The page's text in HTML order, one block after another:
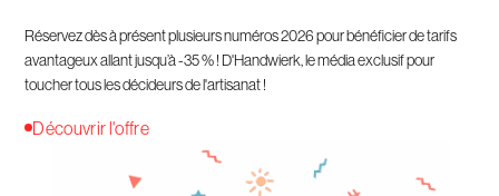
Réservez dès à présent plusieurs numéros 2026 pour bénéficier de tarifs
avantageux allant jusqu’à -35 % ! D'Handwierk, le média exclusif pour
toucher tous les décideurs de l'artisanat !
Découvrir l'offre